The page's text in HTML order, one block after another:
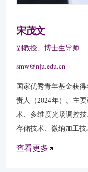
宋茂文
副教授、博士生导师
smw@nju.edu.cn
国家优秀青年基金获
责人（2024年）。主
术、多维度光场调控
存储技术、微纳加工技
查看更多